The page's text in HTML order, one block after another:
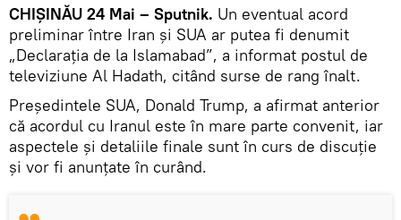
CHIȘINĂU 24 Mai – Sputnik. Un eventual acord
preliminar între Iran și SUA ar putea fi denumit
„Declarația de la Islamabad”, a informat postul de
televiziune Al Hadath, citând surse de rang înalt.
Președintele SUA, Donald Trump, a afirmat anterior
că acordul cu Iranul este în mare parte convenit, iar
aspectele și detaliile finale sunt în curs de discuție
și vor fi anunțate în curând.